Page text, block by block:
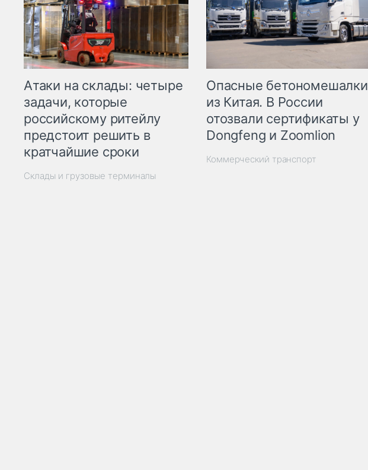
Атаки на склады: четыре
задачи, которые
российскому ритейлу
предстоит решить в
кратчайшие сроки
Склады и грузовые терминалы
Опасные бетономешалки
из Китая. В России
отозвали сертификаты у
Dongfeng и Zoomlion
Коммерческий транспорт